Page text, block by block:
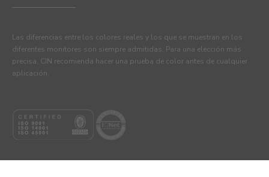
Las diferencias entre los colores reales y los que se muestran en los
diferentes monitores son siempre admitidas. Para una elección más
precisa, CIN recomienda hacer una prueba de color antes de cualquier
aplicación.